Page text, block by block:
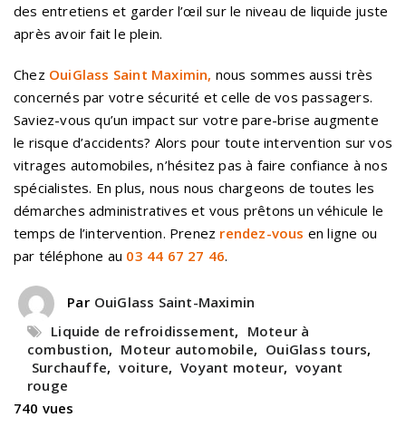
des entretiens et garder l’œil sur le niveau de liquide juste
après avoir fait le plein.
Chez OuiGlass Saint Maximin, nous sommes aussi très
concernés par votre sécurité et celle de vos passagers.
Saviez-vous qu’un impact sur votre pare-brise augmente
le risque d’accidents? Alors pour toute intervention sur vos
vitrages automobiles, n’hésitez pas à faire confiance à nos
spécialistes. En plus, nous nous chargeons de toutes les
démarches administratives et vous prêtons un véhicule le
temps de l’intervention. Prenez rendez-vous en ligne ou
par téléphone au 03 44 67 27 46.
Par OuiGlass Saint-Maximin
Liquide de refroidissement, Moteur à
combustion, Moteur automobile, OuiGlass tours,
Surchauffe, voiture, Voyant moteur, voyant
rouge
740 vues